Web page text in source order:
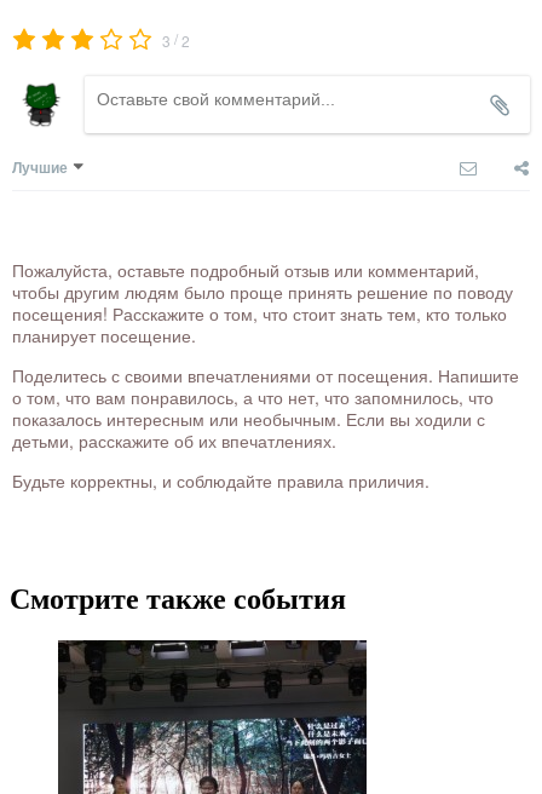
3 /2
Лучшие
Пожалуйста, оставьте подробный отзыв или комментарий,
чтобы другим людям было проще принять решение по поводу
посещения! Расскажите о том, что стоит знать тем, кто только
планирует посещение.
Поделитесь с своими впечатлениями от посещения. Напишите
о том, что вам понравилось, а что нет, что запомнилось, что
показалось интересным или необычным. Если вы ходили с
детьми, расскажите об их впечатлениях.
Будьте корректны, и соблюдайте правила приличия.
Смотрите также события